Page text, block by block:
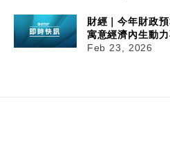
財經｜今年財政
寓意經濟內生動
Feb 23, 2026